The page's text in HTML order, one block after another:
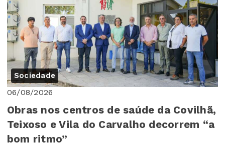
Sociedade
06/08/2026
Obras nos centros de saúde da Covilhã,
Teixoso e Vila do Carvalho decorrem “a
bom ritmo”